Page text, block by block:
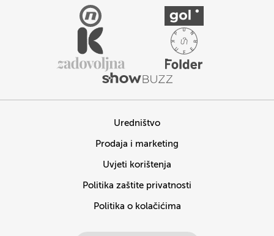
Uredništvo
Prodaja i marketing
Uvjeti korištenja
Politika zaštite privatnosti
Politika o kolačićima